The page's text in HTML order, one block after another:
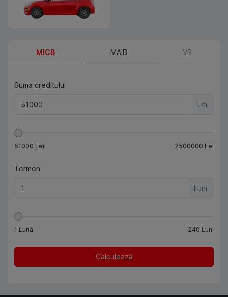
MICB MAIB VB
Suma creditului
Lei
51000 Lei 2500000 Lei
Termen
Luni
1 Lună 240 Luni
Calculează